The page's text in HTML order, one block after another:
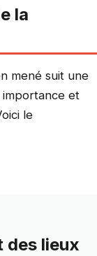
la
mené suit une
importance et
le
des lieux